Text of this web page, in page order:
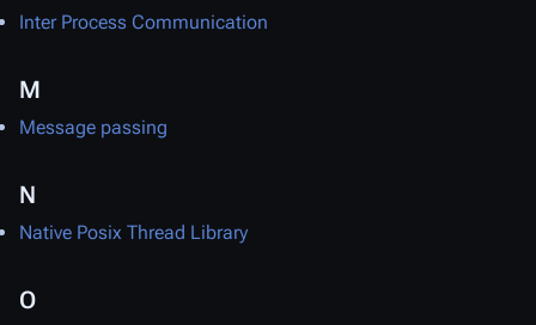
Inter Process Communication
M
Message passing
N
Native Posix Thread Library
O